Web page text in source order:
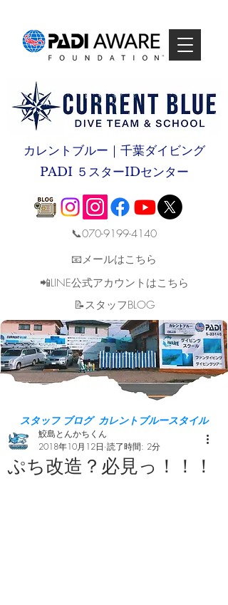
カレントブルー｜千葉ダイビング
PADI ５スターIDセンター
📞070-9199-4140
📧メールはこちら
📲LINE公式アカウントはこちら
​📝スタッフBLOG
スタッフ ブログ カレントブルースタイル
ぷち改造？必見っ！！！
鮫島とんかちくん
2018年10月12日 読了時間: 2分